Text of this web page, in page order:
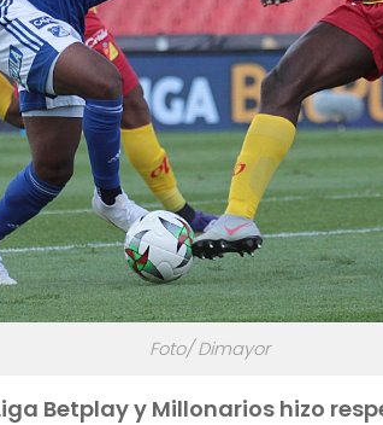
Foto/ Dimayor
Betplay y Millonarios hizo